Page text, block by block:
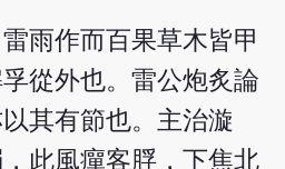
雨作而百果草木皆甲
從外也。雷公炮炙論
其有節也。主治漩
此風癉客脬，下焦北